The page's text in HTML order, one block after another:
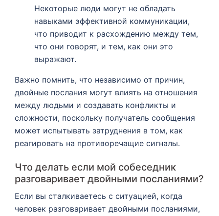
Некоторые люди могут не обладать
навыками эффективной коммуникации,
что приводит к расхождению между тем,
что они говорят, и тем, как они это
выражают.
Важно помнить, что независимо от причин,
двойные послания могут влиять на отношения
между людьми и создавать конфликты и
сложности, поскольку получатель сообщения
может испытывать затруднения в том, как
реагировать на противоречащие сигналы.
Что делать если мой собеседник
разговаривает двойными посланиями?
Если вы сталкиваетесь с ситуацией, когда
человек разговаривает двойными посланиями,